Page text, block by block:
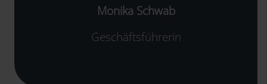
Monika Schwab
Geschäftsführerin